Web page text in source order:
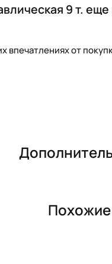
9 т.
впечатлениях от